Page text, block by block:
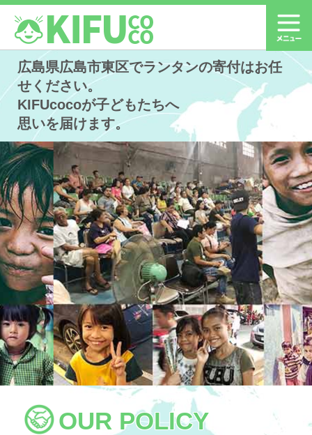
広島県広島市東区でランタンの寄付はお任
せください。
KIFUcocoが子どもたちへ
思いを届けます。
OUR POLICY